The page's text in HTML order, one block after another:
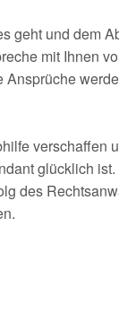
geht und dem
mit Ihnen
glücklich
des